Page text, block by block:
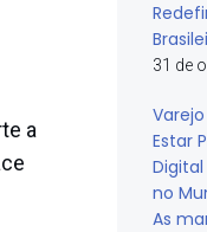
a
31 de
Estar
no
As